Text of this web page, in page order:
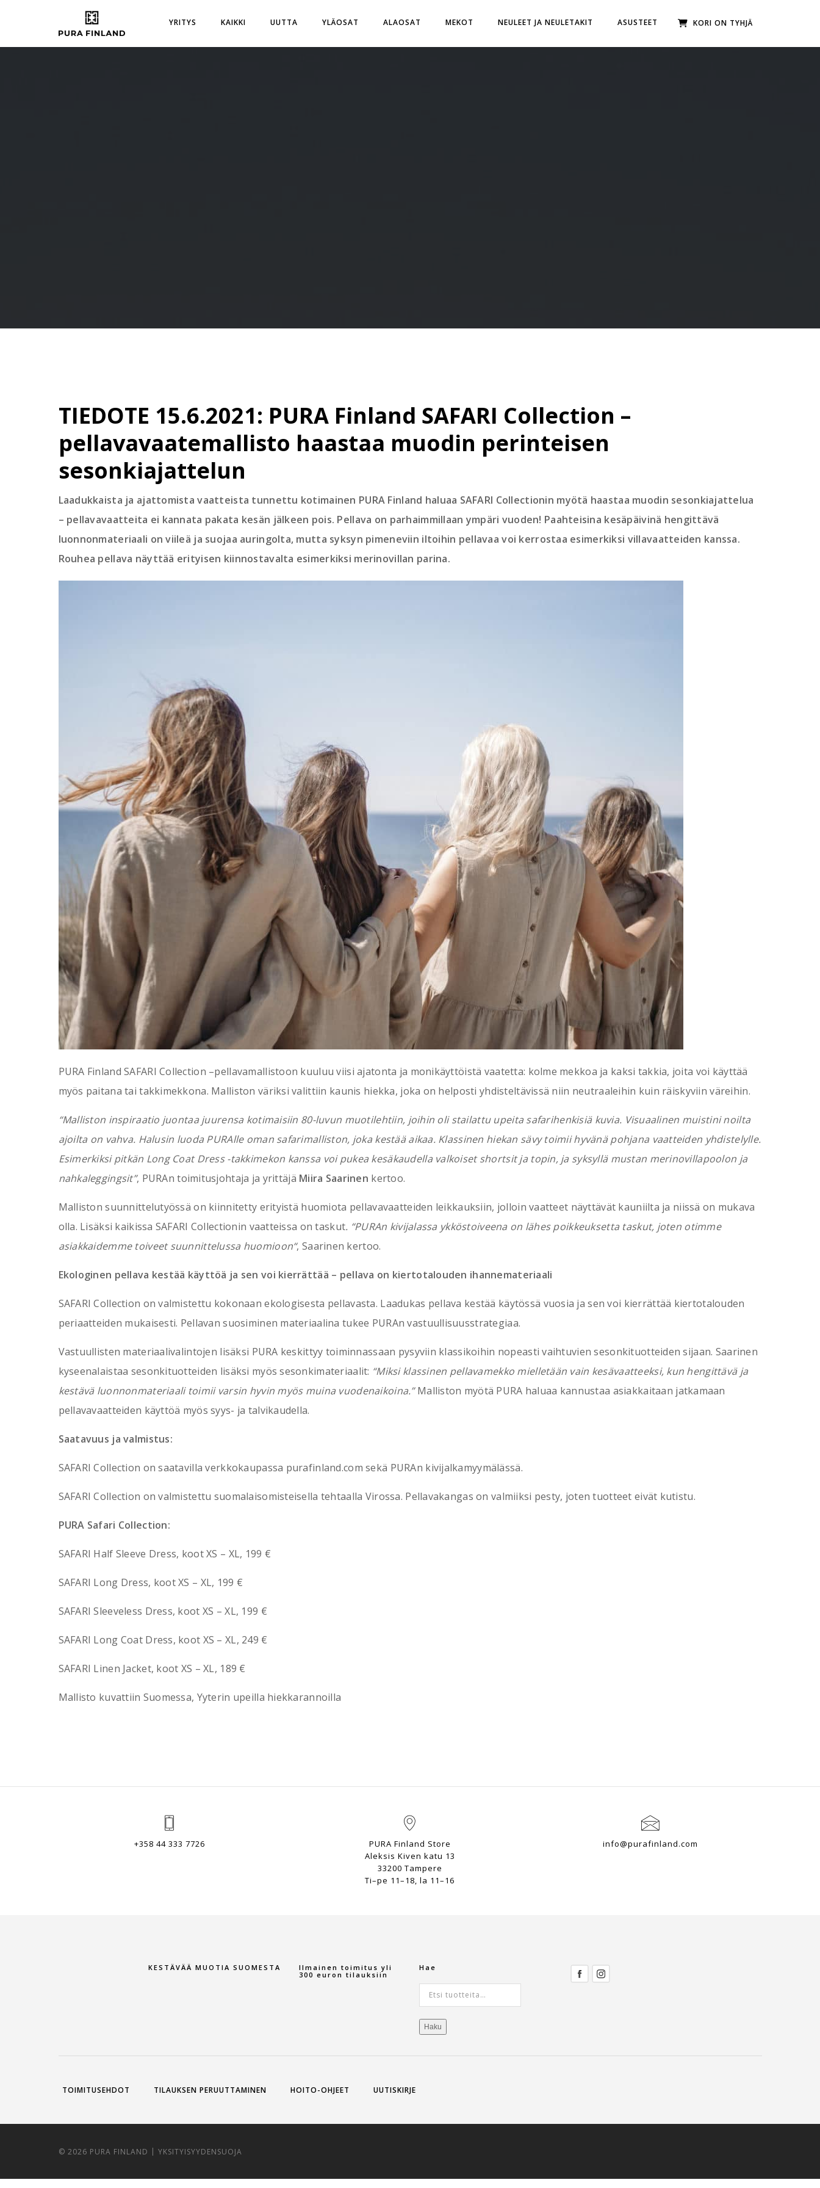
YRITYS KAIKKI UUTTA YLÄOSAT ALAOSAT MEKOT NEULEET JA NEULETAKIT ASUSTEET KORI ON TYHJÄ
TIEDOTE 15.6.2021: PURA Finland SAFARI Collection –
pellavavaatemallisto haastaa muodin perinteisen
sesonkiajattelun
Laadukkaista ja ajattomista vaatteista tunnettu kotimainen PURA Finland haluaa SAFARI Collectionin myötä haastaa muodin sesonkiajattelua
– pellavavaatteita ei kannata pakata kesän jälkeen pois. Pellava on parhaimmillaan ympäri vuoden! Paahteisina kesäpäivinä hengittävä
luonnonmateriaali on viileä ja suojaa auringolta, mutta syksyn pimeneviin iltoihin pellavaa voi kerrostaa esimerkiksi villavaatteiden kanssa.
Rouhea pellava näyttää erityisen kiinnostavalta esimerkiksi merinovillan parina.
PURA Finland SAFARI Collection –pellavamallistoon kuuluu viisi ajatonta ja monikäyttöistä vaatetta: kolme mekkoa ja kaksi takkia, joita voi käyttää
myös paitana tai takkimekkona. Malliston väriksi valittiin kaunis hiekka, joka on helposti yhdisteltävissä niin neutraaleihin kuin räiskyviin väreihin.
“Malliston inspiraatio juontaa juurensa kotimaisiin 80-luvun muotilehtiin, joihin oli stailattu upeita safarihenkisiä kuvia. Visuaalinen muistini noilta
ajoilta on vahva. Halusin luoda PURAlle oman safarimalliston, joka kestää aikaa. Klassinen hiekan sävy toimii hyvänä pohjana vaatteiden yhdistelylle.
Esimerkiksi pitkän Long Coat Dress -takkimekon kanssa voi pukea kesäkaudella valkoiset shortsit ja topin, ja syksyllä mustan merinovillapoolon ja
nahkaleggingsit”, PURAn toimitusjohtaja ja yrittäjä Miira Saarinen kertoo.
Malliston suunnittelutyössä on kiinnitetty erityistä huomiota pellavavaatteiden leikkauksiin, jolloin vaatteet näyttävät kauniilta ja niissä on mukava
olla. Lisäksi kaikissa SAFARI Collectionin vaatteissa on taskut. “PURAn kivijalassa ykköstoiveena on lähes poikkeuksetta taskut, joten otimme
asiakkaidemme toiveet suunnittelussa huomioon“, Saarinen kertoo.
Ekologinen pellava kestää käyttöä ja sen voi kierrättää – pellava on kiertotalouden ihannemateriaali
SAFARI Collection on valmistettu kokonaan ekologisesta pellavasta. Laadukas pellava kestää käytössä vuosia ja sen voi kierrättää kiertotalouden
periaatteiden mukaisesti. Pellavan suosiminen materiaalina tukee PURAn vastuullisuusstrategiaa.
Vastuullisten materiaalivalintojen lisäksi PURA keskittyy toiminnassaan pysyviin klassikoihin nopeasti vaihtuvien sesonkituotteiden sijaan. Saarinen
kyseenalaistaa sesonkituotteiden lisäksi myös sesonkimateriaalit: “Miksi klassinen pellavamekko mielletään vain kesävaatteeksi, kun hengittävä ja
kestävä luonnonmateriaali toimii varsin hyvin myös muina vuodenaikoina.”Malliston myötä PURA haluaa kannustaa asiakkaitaan jatkamaan
pellavavaatteiden käyttöä myös syys- ja talvikaudella.
Saatavuus ja valmistus:
SAFARI Collection on saatavilla verkkokaupassa purafinland.com sekä PURAn kivijalkamyymälässä.
SAFARI Collection on valmistettu suomalaisomisteisella tehtaalla Virossa. Pellavakangas on valmiiksi pesty, joten tuotteet eivät kutistu.
PURA Safari Collection:
SAFARI Half Sleeve Dress, koot XS – XL, 199 €
SAFARI Long Dress, koot XS – XL, 199 €
SAFARI Sleeveless Dress, koot XS – XL, 199 €
SAFARI Long Coat Dress, koot XS – XL, 249 €
SAFARI Linen Jacket, koot XS – XL, 189 €
Mallisto kuvattiin Suomessa, Yyterin upeilla hiekkarannoilla
+358 44 333 7726
PURA Finland Store
Aleksis Kiven katu 13
33200 Tampere
Ti–pe 11–18, la 11–16
info@purafinland.com
KESTÄVÄÄ MUOTIA SUOMESTA
Ilmainen toimitus yli
300 euron tilauksiin
Hae
Haku
TOIMITUSEHDOT TILAUKSEN PERUUTTAMINEN HOITO-OHJEET UUTISKIRJE
© 2026 PURA FINLAND | YKSITYISYYDENSUOJA